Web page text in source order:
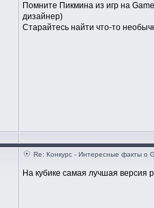
Помните Пикмина из игр на
дизайнер)
Старайтесь найти что-то
Re: Конкурс - Интересные факты о
На кубике самая лучшая версия